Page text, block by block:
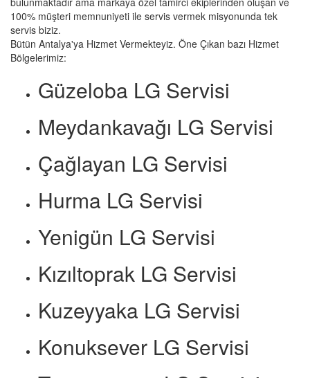
100% müşteri memnuniyeti ile servis vermek misyonunda tek
servis biziz.
Bütün Antalya'ya Hizmet Vermekteyiz. Öne Çıkan bazı Hizmet
Bölgelerimiz:
Güzeloba LG Servisi
Meydankavağı LG Servisi
Çağlayan LG Servisi
Hurma LG Servisi
Yenigün LG Servisi
Kızıltoprak LG Servisi
Kuzeyyaka LG Servisi
Konuksever LG Servisi